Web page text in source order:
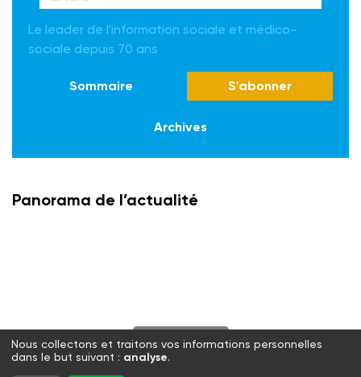
Le leader de l'information sociale et médico-
sociale depuis 70 ans
Sommaire S'abonner
Archives
Panorama de l’actualité
S'abonner
Twitter Facebook
Nous collectons et traitons vos informations personnelles
dans le but suivant : analyse.